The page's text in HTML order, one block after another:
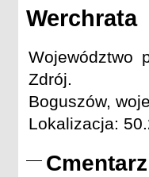
Werchrata
Województwo
Zdrój.
Boguszów,
Lokalizacja: